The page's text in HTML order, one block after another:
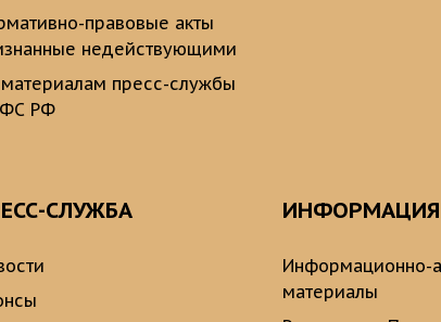
правовые акты
недействующими
пресс-службы
РФ
СЛУЖБА ИНФОРМАЦИЯ
Информационно-
материалы